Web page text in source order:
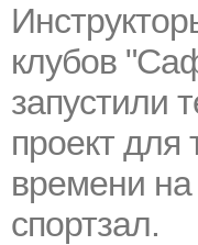
клубов
запустили
проект для
времени
спортзал.